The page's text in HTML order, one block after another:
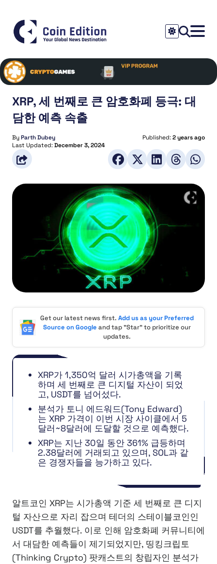
XRP, 세 번째로 큰 암호화폐 등극: 대
담한 예측 속출
ByParth Dubey Published:2 years ago
Last Updated:December 3, 2024
Get our latest news first. Add us as your Preferred
Source on Google and tap "Star" to prioritize our
updates.
XRP가 1,350억 달러 시가총액을 기록
하며 세 번째로 큰 디지털 자산이 되었
고, USDT를 넘어섰다.
분석가 토니 에드워드(Tony Edward)
는 XRP 가격이 이번 시장 사이클에서 5
달러~8달러에 도달할 것으로 예측했다.
XRP는 지난 30일 동안 361% 급등하며
2.38달러에 거래되고 있으며, SOL과 같
은 경쟁자들을 능가하고 있다.
알트코인 XRP는 시가총액 기준 세 번째로 큰 디지
털 자산으로 자리 잡으며 테더의 스테이블코인인
USDT를 추월했다. 이로 인해 암호화폐 커뮤니티에
서 대담한 예측들이 제기되었지만, 띵킹크립토
(Thinking Crypto) 팟캐스트의 창립자인 분석가